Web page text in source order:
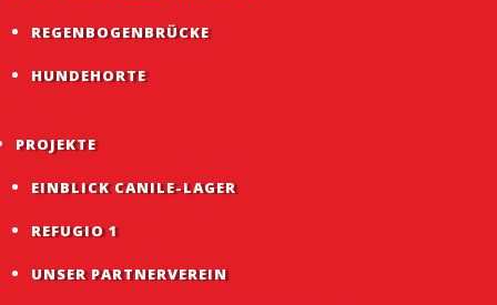
REGENBOGENBRÜCKE
HUNDEHORTE
PROJEKTE
EINBLICK CANILE-LAGER
REFUGIO 1
UNSER PARTNERVEREIN